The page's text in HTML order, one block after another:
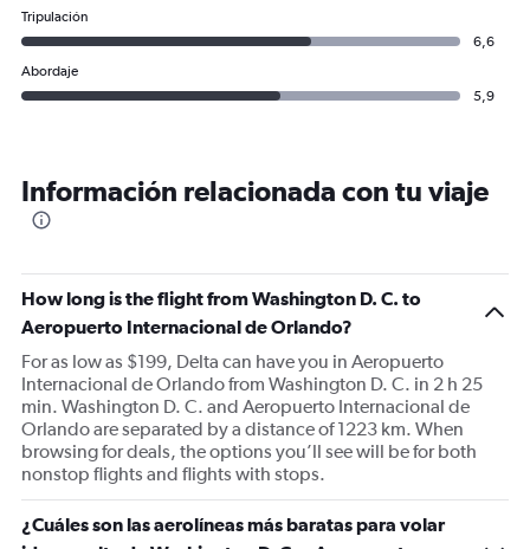
Tripulación
6,6
Abordaje
5,9
Información relacionada con tu viaje
How long is the flight from Washington D. C. to
Aeropuerto Internacional de Orlando?
For as low as $199, Delta can have you in Aeropuerto
Internacional de Orlando from Washington D. C. in 2 h 25
min. Washington D. C. and Aeropuerto Internacional de
Orlando are separated by a distance of 1223 km. When
browsing for deals, the options you’ll see will be for both
nonstop flights and flights with stops.
¿Cuáles son las aerolíneas más baratas para volar